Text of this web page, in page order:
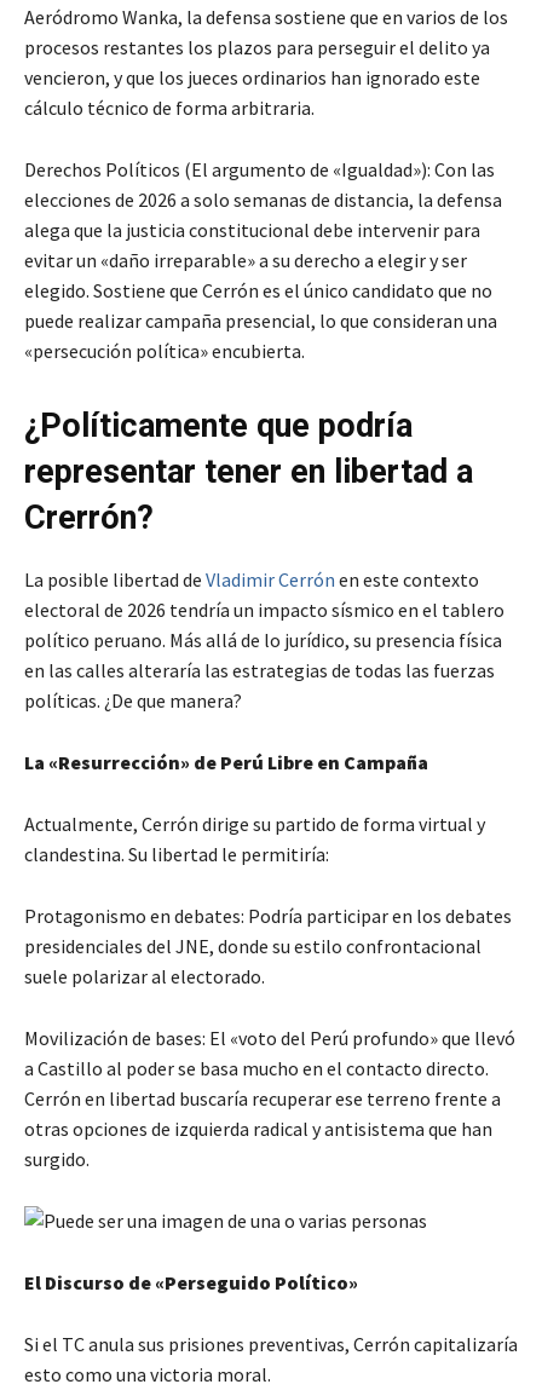
Aeródromo Wanka, la defensa sostiene que en varios de los
procesos restantes los plazos para perseguir el delito ya
vencieron, y que los jueces ordinarios han ignorado este
cálculo técnico de forma arbitraria.
Derechos Políticos (El argumento de «Igualdad»): Con las
elecciones de 2026 a solo semanas de distancia, la defensa
alega que la justicia constitucional debe intervenir para
evitar un «daño irreparable» a su derecho a elegir y ser
elegido. Sostiene que Cerrón es el único candidato que no
puede realizar campaña presencial, lo que consideran una
«persecución política» encubierta.
¿Políticamente que podría
representar tener en libertad a
Crerrón?
La posible libertad de Vladimir Cerrón en este contexto
electoral de 2026 tendría un impacto sísmico en el tablero
político peruano. Más allá de lo jurídico, su presencia física
en las calles alteraría las estrategias de todas las fuerzas
políticas. ¿De que manera?
La «Resurrección» de Perú Libre en Campaña
Actualmente, Cerrón dirige su partido de forma virtual y
clandestina. Su libertad le permitiría:
Protagonismo en debates: Podría participar en los debates
presidenciales del JNE, donde su estilo confrontacional
suele polarizar al electorado.
Movilización de bases: El «voto del Perú profundo» que llevó
a Castillo al poder se basa mucho en el contacto directo.
Cerrón en libertad buscaría recuperar ese terreno frente a
otras opciones de izquierda radical y antisistema que han
surgido.
El Discurso de «Perseguido Político»
Si el TC anula sus prisiones preventivas, Cerrón capitalizaría
esto como una victoria moral.